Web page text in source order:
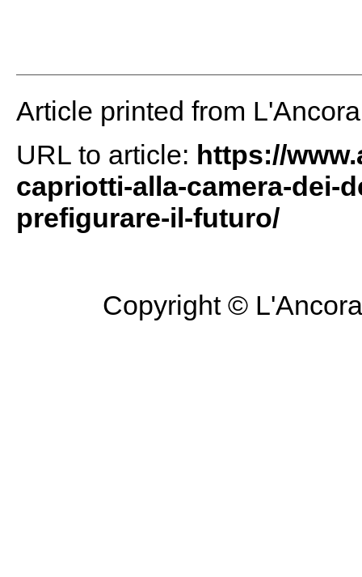
Article printed from
URL to article: https://
capriotti-alla-camera-dei-
prefigurare-il-futuro/
Copyright ©